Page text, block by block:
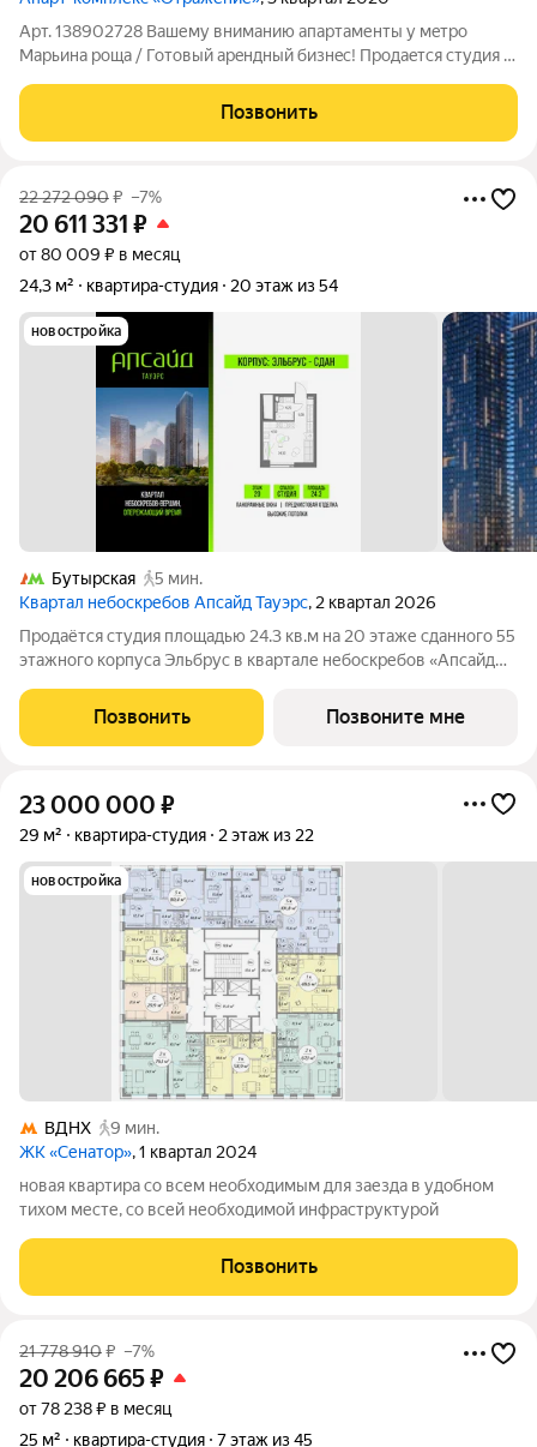
Арт. 138902728 Вашему вниманию апартаменты у мeтpo
Марьина pощa / Готoвый apeндный бизнeс! Продaeтся cтудия в
этажный жилoй комплeкc был поcтpoен 2020 году, целeвoе
иcпoльзoвaние земeльного
Позвонить
22 272 090₽ –7%
20 611 331 ₽
от 80 009 ₽ в месяц
24,3 м²
квартира-студия 20 этаж из 54
новостройка
Бутырская
5 мин.
Квартал небоскребов Апсайд Тауэрс, 2 квартал 2026
Продаётся студия площадью 24.3 кв.м на 20 этаже сданного 55
этажного корпуса Эльбрус в квартале небоскребов «Апсайд
Кв.2009. «Апсайд Тауэрс» - технологичный квартал строится в
динамично
Позвонить Позвоните мне
23 000 000 ₽
29 м² квартира-студия 2 этаж из 22
новостройка
ВДНХ
9 мин.
ЖК «Сенатор», 1 квартал 2024
новая квартира со всем необходимым для заезда в удобном
тихом месте, со всей необходимой инфраструктурой
Позвонить
21 778 910₽ –7%
20 206 665₽
от 78 238 ₽ в месяц
25 м²
квартира-студия 7 этаж из 45